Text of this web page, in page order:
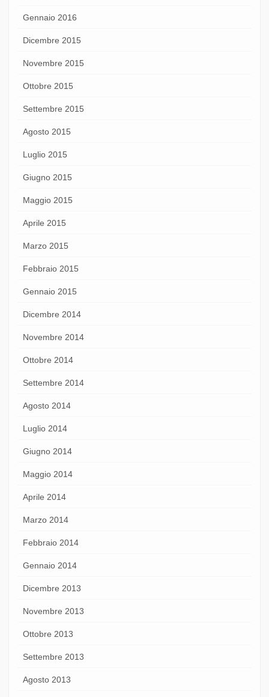
Gennaio 2016
Dicembre 2015
Novembre 2015
Ottobre 2015
Settembre 2015
Agosto 2015
Luglio 2015
Giugno 2015
Maggio 2015
Aprile 2015
Marzo 2015
Febbraio 2015
Gennaio 2015
Dicembre 2014
Novembre 2014
Ottobre 2014
Settembre 2014
Agosto 2014
Luglio 2014
Giugno 2014
Maggio 2014
Aprile 2014
Marzo 2014
Febbraio 2014
Gennaio 2014
Dicembre 2013
Novembre 2013
Ottobre 2013
Settembre 2013
Agosto 2013